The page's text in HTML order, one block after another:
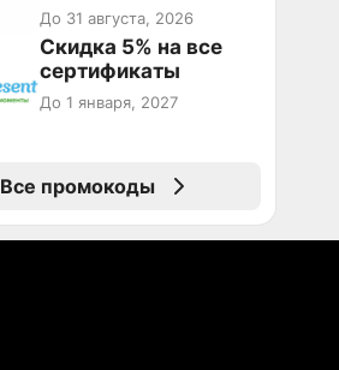
До 31 августа, 2026
Скидка 5% на все
сертификаты
До 1 января, 2027
Все промокоды